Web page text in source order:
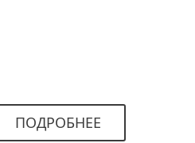
ПОДРОБНЕЕ